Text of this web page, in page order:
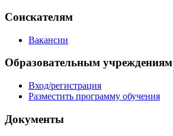
Соискателям
Вакансии
Образовательным учреждениям
Вход/регистрация
Разместить программу обучения
Документы